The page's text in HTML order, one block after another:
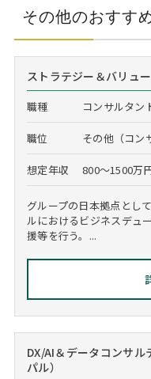
その他のおすす
ストラテジー＆バリュ
職種 コンサルタン
職位 その他（コン
想定年収 800～1500万
グループの日本拠点とし
ルにおけるビジネスデュ
援等を行う。...
DX/AI＆データコンサル
パル）